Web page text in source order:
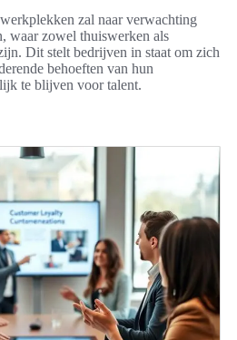
zal naar verwachting
waar zowel thuiswerken als
Dit stelt bedrijven in staat om zich
behoeften van hun
te blijven voor talent.